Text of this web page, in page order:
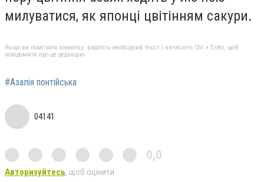
милуватися, як японці цвітінням сакури.
Якщо ви помітили помилку, виділіть необхідний текст і натисніть Ctrl + Enter, щоб
повідомити про це редакцію
#Азалія понтійська
04141
0,0
Авторизуйтесь, щоб оцінити